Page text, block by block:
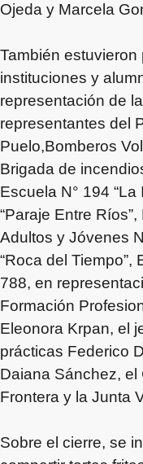
Ojeda y Marcela
También
instituciones y
representación de
representantes del
Puelo,Bomberos
Brigada de
Escuela N° 194 “La
“Paraje Entre
Adultos y Jóvenes
“Roca del Tiempo”,
788, en
Formación
Eleonora Krpan, el
prácticas Federico
Daiana Sánchez, el
Frontera y la Junta
Sobre el cierre, se